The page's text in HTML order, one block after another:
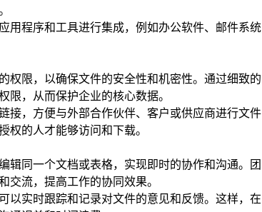
用程序和工具进行集成，例如办公软件、邮件系统
权限，以确保文件的安全性和机密性。通过细致的
，从而保护企业的核心数据。
接，方便与外部合作伙伴、客户或供应商进行文件
的人才能够访问和下载。
辑同一个文档或表格，实现即时的协作和沟通。团
流，提高工作的协同效果。
以实时跟踪和记录对文件的意见和反馈。这样，在